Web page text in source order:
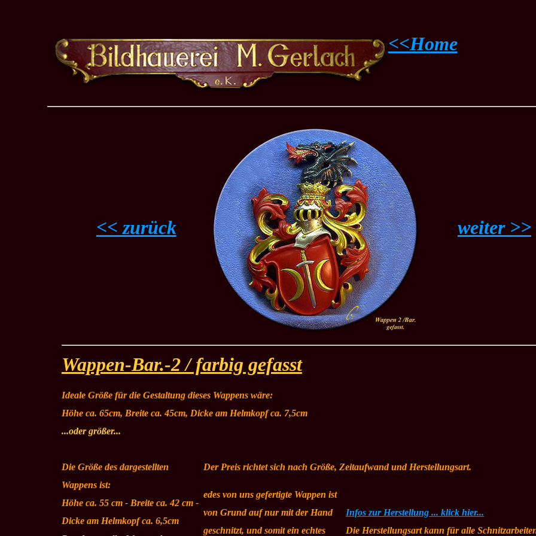
<<Home
<< zurück weiter >>
Wappen-Bar.-2 / farbig gefasst
Ideale Größe für die Gestaltung dieses Wappens wäre:
Höhe ca. 65cm, Breite ca. 45cm, Dicke am Helmkopf ca. 7,5cm
...oder größer...
Die Größe des dargestellten
Wappens ist:
Höhe ca. 55 cm - Breite ca. 42 cm -
Dicke am Helmkopf ca. 6,5cm
Der Preis richtet sich nach Größe, Zeitaufwand und Herstellungsart.
edes von uns gefertigte Wappen ist
von Grund auf nur mit der Hand
geschnitzt, und somit ein echtes
Infos zur Herstellung ... klick hier...
Die Herstellungsart kann für alle